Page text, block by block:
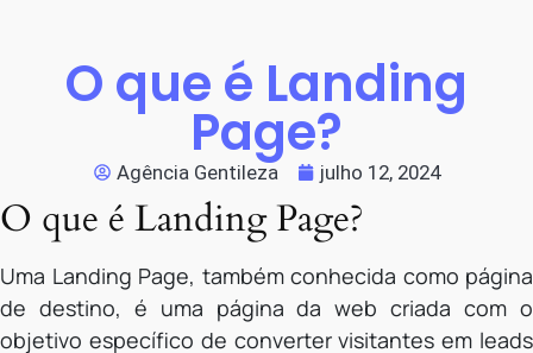
O que é Landing
Page?
Agência Gentileza julho 12, 2024
O que é Landing Page?
Uma Landing Page, também conhecida como página
de destino, é uma página da web criada com o
objetivo específico de converter visitantes em leads